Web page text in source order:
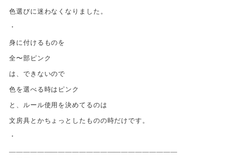
色選びに迷わなくなりました。
・
身に付けるものを
全〜部ピンク
は、できないので
色を選べる時はピンク
と、ルール使用を決めてるのは
文房具とかちょっとしたものの時だけです。
・
————————————————————————